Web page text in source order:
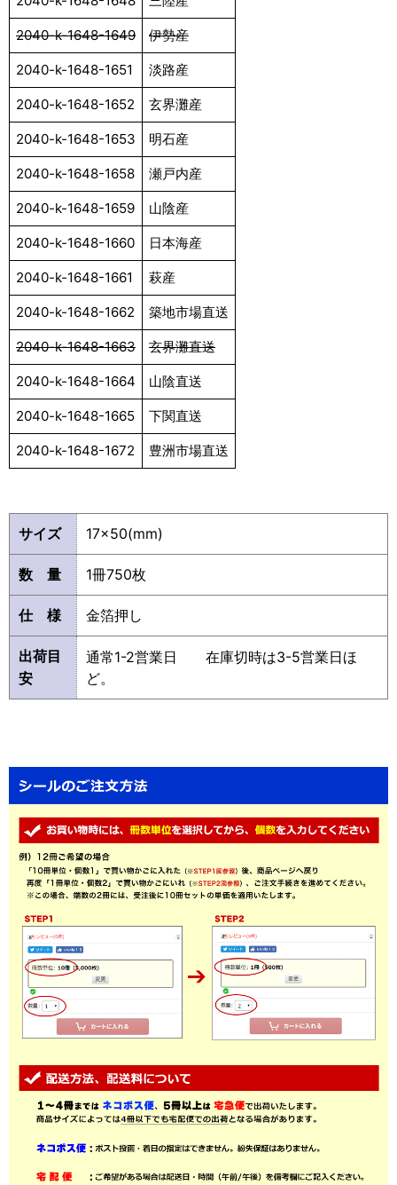
2040-k-1648-1649 伊勢産
2040-k-1648-1651 淡路産
2040-k-1648-1652 玄界灘産
2040-k-1648-1653 明石産
2040-k-1648-1658 瀬戸内産
2040-k-1648-1659 山陰産
2040-k-1648-1660 日本海産
2040-k-1648-1661 萩産
2040-k-1648-1662 築地市場直送
2040-k-1648-1663 玄界灘直送
2040-k-1648-1664 山陰直送
2040-k-1648-1665 下関直送
2040-k-1648-1672 豊洲市場直送
サイズ 17×50(mm)
数 量 1冊750枚
仕 様 金箔押し
出荷目
安
通常1-2営業日 在庫切時は3-5営業日ほ
ど。